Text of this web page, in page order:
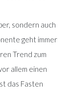
sondern auch
geht immer
Trend zum
allem einen
das Fasten